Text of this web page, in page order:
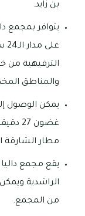
بن زايد.
يتوافر بمجمع
الترفيهية من
والمناطق
يمكن الوصول
غضون
مطار الشارقة
يقع مجمع
من المجمع.